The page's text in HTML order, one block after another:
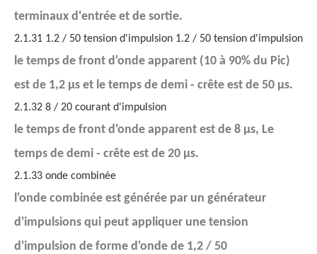
terminaux d'entrée et de sortie.
2.1.31 1.2 / 50 tension d'impulsion 1.2 / 50 tension d'impulsion
le temps de front d'onde apparent (10 à 90% du Pic)
est de 1,2 µs et le temps de demi - crête est de 50 µs.
2.1.32 8 / 20 courant d'impulsion
le temps de front d'onde apparent est de 8 µs, Le
temps de demi - crête est de 20 µs.
2.1.33 onde combinée
l'onde combinée est générée par un générateur
d'impulsions qui peut appliquer une tension
d'impulsion de forme d'onde de 1,2 / 50